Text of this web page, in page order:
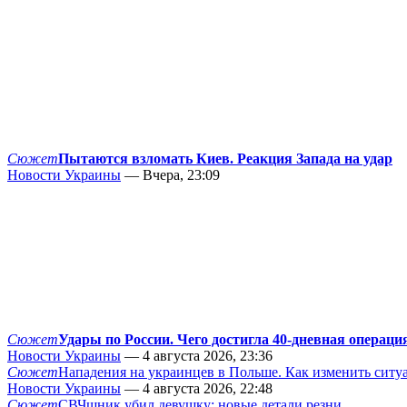
СюжетПытаются взломать Киев. Реакция Запада на удар
Новости Украины — Вчера, 23:09
СюжетУдары по России. Чего достигла 40-дневная
Новости Украины — 4 августа 2026, 23:36
СюжетНападения на украинцев в Польше. Как изменить
Новости Украины — 4 августа 2026, 22:48